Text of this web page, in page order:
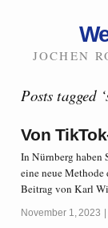
JOCHEN
Posts tagged
Von
In Nürnberg haben
eine neue Methode
Beitrag von Karl
November 1, 2023